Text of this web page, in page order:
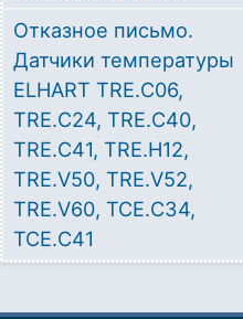
Отказное письмо.
Датчики температуры
ELHART TRE.C06,
TRE.C24, TRE.C40,
TRE.C41, TRE.H12,
TRE.V50, TRE.V52,
TRE.V60, TCE.C34,
TCE.C41